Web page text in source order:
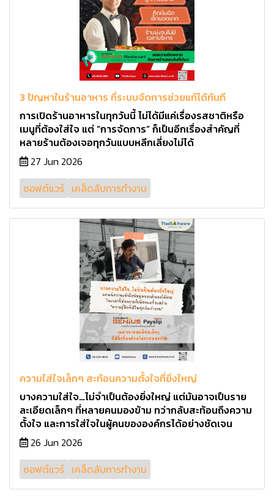
3 ปัญหาในร้านอาหาร ที่ระบบจัดการช่วยแก้ได้ทันที
การเปิดร้านอาหารในทุกวันนี้ ไม่ได้มีแค่เรื่องรสชาติหรือ
เมนูที่ต้องใส่ใจ แต่ “การจัดการ” ก็เป็นอีกเรื่องสำคัญที่
หลายร้านต้องเจอทุกวันแบบหลีกเลี่ยงไม่ได้
27 Jun 2026
ซอฟต์แวร์ เคล็ดลับการทำงาน
ความใส่ใจเล็กๆ สะท้อนความตั้งใจที่ยิ่งใหญ่
บางความใส่ใจ…ไม่จำเป็นต้องยิ่งใหญ่ แต่มันอาจเป็นราย
ละเอียดเล็กๆ ที่หลายคนมองข้าม ทว่ากลับสะท้อนถึงความ
ตั้งใจ และการใส่ใจในผู้คนขององค์กรได้อย่างชัดเจน
26 Jun 2026
ซอฟต์แวร์ เคล็ดลับการทำงาน